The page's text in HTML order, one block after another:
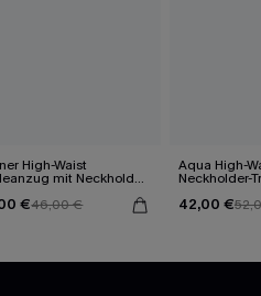
High-Waist
mit Neckholder-
€46,00 €
Aqua High-
Neckholder-
42,00 €